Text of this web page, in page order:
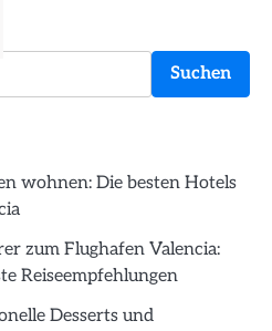
Suchen
wohnen: Die besten Hotels
zum Flughafen Valencia:
Reiseempfehlungen
Desserts und